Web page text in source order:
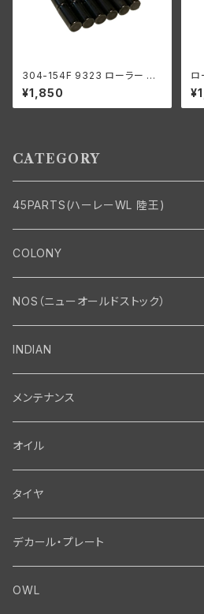
304-154F 9323 ローラー 左
側 +0004 オーバーサイズ 24
個入り スプロケットシャフト側
ハーレーダビッドソン 1929-73
¥1,850
ロ
ハ
年
CATEGORY
45PARTS(ハーレーWL 陸王)
エンジン
エンジン・シリンダーヘッド
バルブ・タペット関係
エンジン関係 ビックツイン
マフラー・インテーク・キャブレター
マフラー関係
インテーク・キャブレター関係
エレクトリカル
ジェネレーター関係
ディストリビューター関係
駆動系
ドライブチェーン関係
スプロケット・ベルトドライブキット
フロントフォーク・フレーム
フロントフォーク関係
ソフテイル用 New Springer Fork
シート・サドルバッグ
シートポスト関係
ソロサドルシート関係
ハンドルバー・タンク・フェンダー
ハンドルバー関係
ホイール・ブレーキ
COLONY
Bolt・Nut
Nut
Screw
Front End・Rear End
Wheel-Brake
Fork-Shockabsorber
Motor
Motor
Carbrator
Transmission・Primary
Transmission-Shifter
Primary-clutch-Kickstarter
Gastank・Oiltank
Oilline
Gastank・Oiltank
Electrical
Electrical
TOOL
NOS（ニューオールドストック）
INDIAN
メンテナンス
オイル
タイヤ
デカール・プレート
OWL